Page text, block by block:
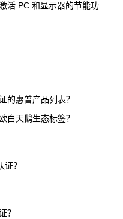
活 PC 和显示器的节能功
的惠普产品列表？
白天鹅生态标签？
？
？